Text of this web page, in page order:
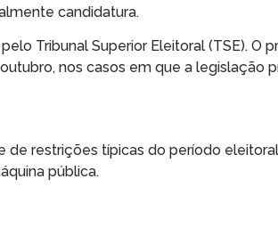
candidatura.
Tribunal Superior Eleitoral (TSE). O
nos casos em que a legislação
de restrições típicas do período
pública.